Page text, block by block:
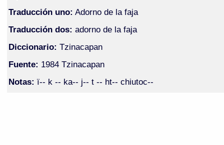
Traducción uno: Adorno de la faja
Traducción dos: adorno de la faja
Diccionario: Tzinacapan
Fuente: 1984 Tzinacapan
Notas: ï-- k -- ka-- j-- t -- ht-- chiutoc--